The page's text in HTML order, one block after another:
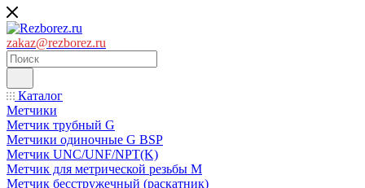
zakaz@rezborez.ru
Каталог
Метчики
Метчик трубный G
Метчики одиночные G BSP
Метчик UNC/UNF/NPT(K)
Метчик для метрической резьбы M
Метчик бесстружечный (раскатник)